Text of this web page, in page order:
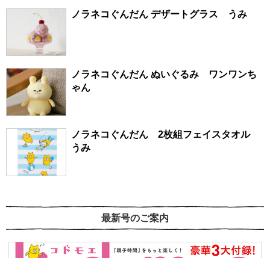
ノラネコぐんだん デザートグラス うみ
ノラネコぐんだん ぬいぐるみ ワンワンち
ゃん
ノラネコぐんだん 2枚組フェイスタオル
うみ
最新号のご案内